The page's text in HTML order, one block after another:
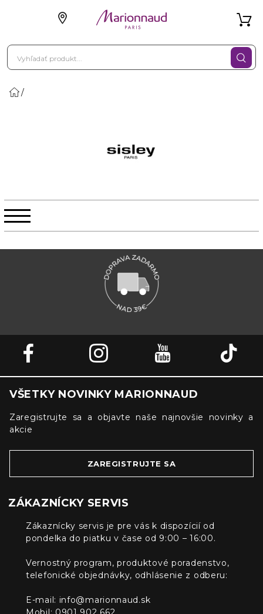
VŠETKY NOVINKY MARIONNAUD
Zaregistrujte sa a objavte naše najnovšie novinky a
akcie
ZAREGISTRUJTE SA
ZÁKAZNÍCKY SERVIS
Zákaznícky servis je pre vás k dispozícií od
pondelka do piatku v čase od 9:00 – 16:00.
Vernostný program, produktové poradenstvo,
telefonické objednávky, odhlásenie z odberu:
E-mail: info@marionnaud.sk